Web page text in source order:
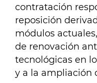
contratación
reposición
módulos
de renovación
tecnológicas en
y a la ampliación